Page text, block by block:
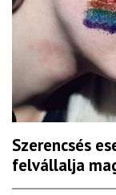
Szerencsés
felvállalja